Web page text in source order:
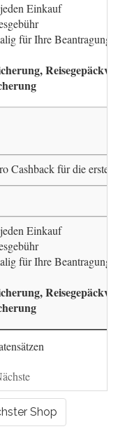
Einkauf
für Ihre Beantragung
Cashback für die erste
Einkauf
für Ihre Beantragung
Shop